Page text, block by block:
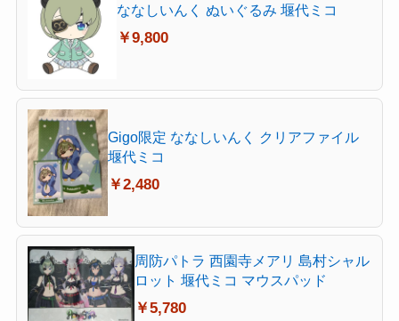
ななしいんく ぬいぐるみ 堰代ミコ
￥9,800
Gigo限定 ななしいんく クリアファイル
堰代ミコ
￥2,480
周防パトラ 西園寺メアリ 島村シャル
ロット 堰代ミコ マウスパッド
￥5,780